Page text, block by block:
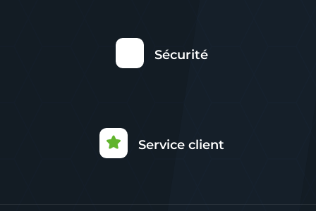
Sécurité
Service client